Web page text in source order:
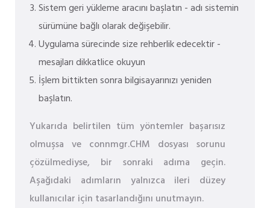
Sistem geri yükleme aracını başlatın - adı sistemin
sürümüne bağlı olarak değişebilir.
Uygulama sürecinde size rehberlik edecektir -
mesajları dikkatlice okuyun
İşlem bittikten sonra bilgisayarınızı yeniden
başlatın.
Yukarıda belirtilen tüm yöntemler başarısız
olmuşsa ve connmgr.CHM dosyası sorunu
çözülmediyse, bir sonraki adıma geçin.
Aşağıdaki adımların yalnızca ileri düzey
kullanıcılar için tasarlandığını unutmayın.